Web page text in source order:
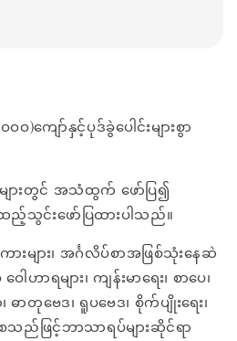
)ကျော်နှင့်ပုဒ်ခွဲပေါင်းများစွာ
ျားတွင် အသံထွက် ဖော်ပြ၍
ထည့်သွင်းဖော်ပြထားပါသည်။
းများ၊ အင်္ဂလိပ်စာအဖြစ်သုံးနေဆဲ
ဟာရများ၊ ကျန်းမာရေး၊ စာပေ၊
ဓာတုဗေဒ၊ ရူပဗေဒ၊ စိုက်ပျိုးရေး၊
စသည်ဖြင့်ဘာသာရပ်များဆိုင်ရာ